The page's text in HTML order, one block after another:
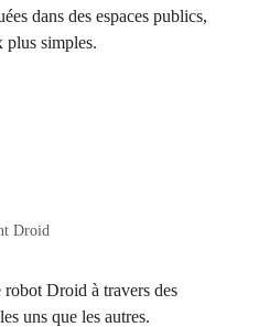
dans des espaces publics,
plus simples.
Droid
Droid à travers des
uns que les autres.